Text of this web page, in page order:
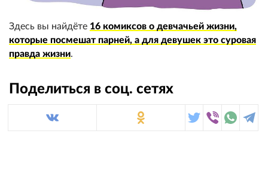
Здесь вы найдёте 16 комиксов о девчачьей жизни,
которые посмешат парней, а для девушек это суровая
правда жизни.
Поделиться в соц. сетях